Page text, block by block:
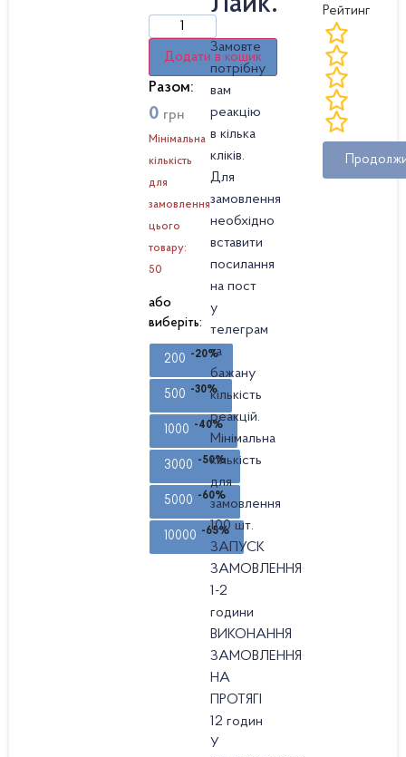
Додати в кошик
Разом:
0 грн
Мінімальна
кількість
для
замовлення
цього
товару:
50
або
виберіть:
200 -20%
500 -30%
1000 -40%
3000 -50%
5000 -60%
10000 -65%
Замовте
потрібну
вам
реакцію
в кілька
кліків.
Для
замовлення
необхідно
вставити
посилання
на пост
у
телеграм
та
бажану
кількість
реакцій.
Мінімальна
кількість
для
замовлення
100 шт.
ЗАПУСК
ЗАМОВЛЕННЯ
1-2
години
ВИКОНАННЯ
ЗАМОВЛЕННЯ
НА
ПРОТЯГІ
12 годин
У
Рейтинг